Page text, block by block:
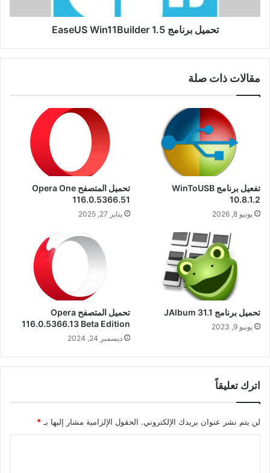
تحميل برنامج EaseUS Win11Builder 1.5
مقالات ذات صلة
تفعيل برنامج WinToUSB
10.8.1.2
يونيو 8, 2026
تحميل المتصفح Opera One
116.0.5366.51
يناير 27, 2025
تحميل برنامج JAlbum 31.1
يونيو 9, 2023
تحميل المتصفح Opera
116.0.5366.13 Beta Edition
ديسمبر 24, 2024
اترك تعليقاً
لن يتم نشر عنوان بريدك الإلكتروني. الحقول الإلزامية مشار إليها بـ *